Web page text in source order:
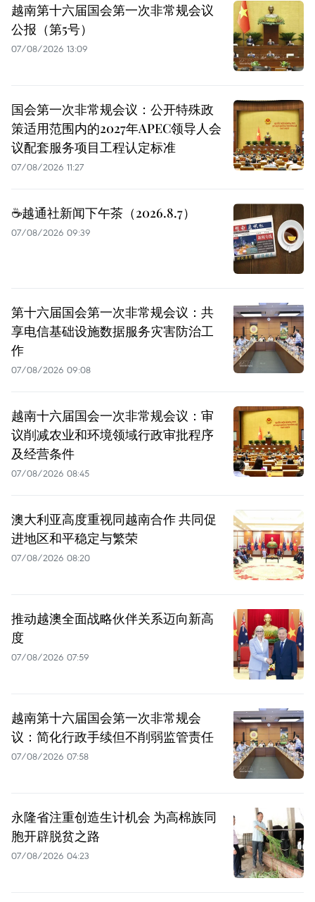
越南第十六届国会第一次非常规会议
公报（第5号）
07/08/2026 13:09
国会第一次非常规会议：公开特殊政
策适用范围内的2027年APEC领导人会
议配套服务项目工程认定标准
07/08/2026 11:27
☕️越通社新闻下午茶（2026.8.7）
07/08/2026 09:39
第十六届国会第一次非常规会议：共
享电信基础设施数据服务灾害防治工
作
07/08/2026 09:08
越南十六届国会一次非常规会议：审
议削减农业和环境领域行政审批程序
及经营条件
07/08/2026 08:45
澳大利亚高度重视同越南合作 共同促
进地区和平稳定与繁荣
07/08/2026 08:20
推动越澳全面战略伙伴关系迈向新高
度
07/08/2026 07:59
越南第十六届国会第一次非常规会
议：简化行政手续但不削弱监管责任
07/08/2026 07:58
永隆省注重创造生计机会 为高棉族同
胞开辟脱贫之路
07/08/2026 04:23